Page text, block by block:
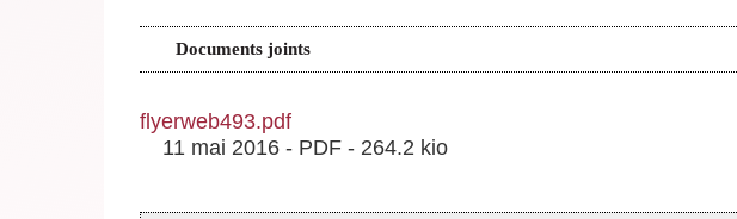
Documents joints
flyerweb493.pdf
11 mai 2016 - PDF - 264.2 kio